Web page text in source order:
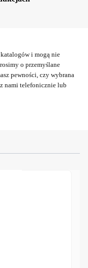
i mogą nie
o przemyślane
pewności, czy wybrana
nami telefonicznie lub